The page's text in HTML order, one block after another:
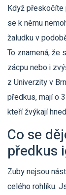
Když přeskočíte
se k němu
žaludku v
To znamená, že
zácpu nebo i
z Univerzity v
předkus, mají o
kteří žvýkají
Co se
předkus
Zuby nejsou
celého rohlíku.